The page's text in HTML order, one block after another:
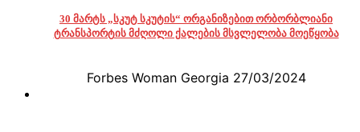
30 მარტს „სკუტ სკუტის“ ორგანიზებით ორბორბლიანი
ტრანსპორტის მძღოლი ქალების მსვლელობა მოეწყობა
Forbes Woman Georgia 27/03/2024